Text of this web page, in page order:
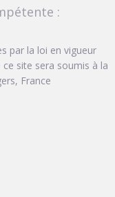
:
par la loi en vigueur
site sera soumis à la
France